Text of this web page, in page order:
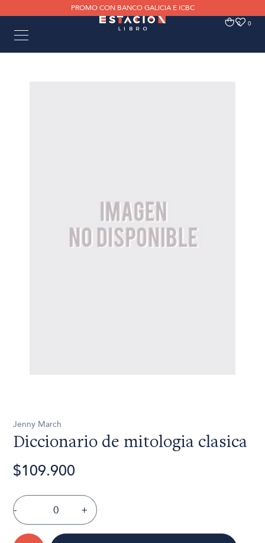
PROMO CON BANCO GALICIA E ICBC
0 0
Jenny March
Diccionario de mitologia clasica
$109.900
- +